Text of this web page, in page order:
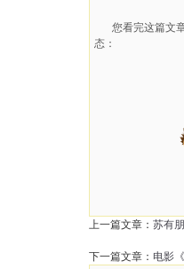
您看完这篇文
态：
上一篇文章： 苏有
下一篇文章： 电影